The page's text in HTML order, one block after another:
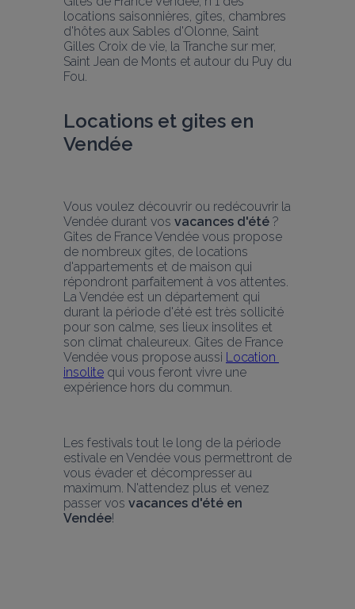
locations saisonnières, gîtes, chambres
d'hôtes aux Sables d'Olonne, Saint
Gilles Croix de vie, la Tranche sur mer,
Saint Jean de Monts et autour du Puy du
Fou.
Locations et gites en
Vendée
Vous voulez découvrir ou redécouvrir la
Vendée durant vos vacances d'été ?
Gites de France Vendée vous propose
de nombreux gites, de locations
d'appartements et de maison qui
répondront parfaitement à vos attentes.
La Vendée est un département qui
durant la période d'été est très sollicité
pour son calme, ses lieux insolites et
son climat chaleureux. Gites de France
Vendée vous propose aussi Location
insolite qui vous feront vivre une
expérience hors du commun.
Les festivals tout le long de la période
estivale en Vendée vous permettront de
vous évader et décompresser au
maximum. N'attendez plus et venez
passer vos vacances d'été en
Vendée!